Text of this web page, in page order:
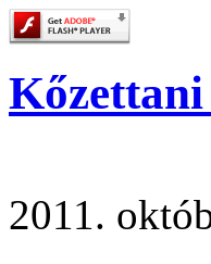
2011.